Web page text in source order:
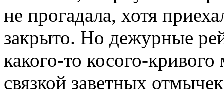
не прогадала, хотя
закрыто. Но дежурные
какого-то косого-
связкой заветных